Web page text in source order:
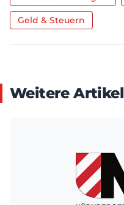
Geld & Steuern
Weitere Artikel